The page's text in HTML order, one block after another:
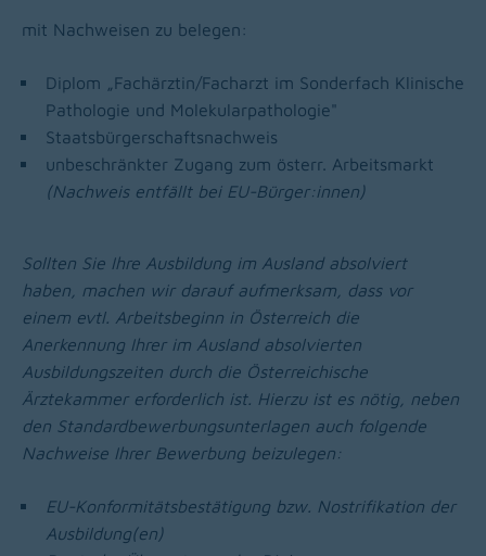
mit Nachweisen zu belegen:
Diplom „Fachärztin/Facharzt im Sonderfach Klinische
Pathologie und Molekularpathologie"
Staatsbürgerschaftsnachweis
unbeschränkter Zugang zum österr. Arbeitsmarkt
(Nachweis entfällt bei EU-Bürger:innen)
Sollten Sie Ihre Ausbildung im Ausland absolviert
haben, machen wir darauf aufmerksam, dass vor
einem evtl. Arbeitsbeginn in Österreich die
Anerkennung Ihrer im Ausland absolvierten
Ausbildungszeiten durch die Österreichische
Ärztekammer erforderlich ist. Hierzu ist es nötig, neben
den Standardbewerbungsunterlagen auch folgende
Nachweise Ihrer Bewerbung beizulegen:
EU-Konformitätsbestätigung bzw. Nostrifikation der
Ausbildung(en)